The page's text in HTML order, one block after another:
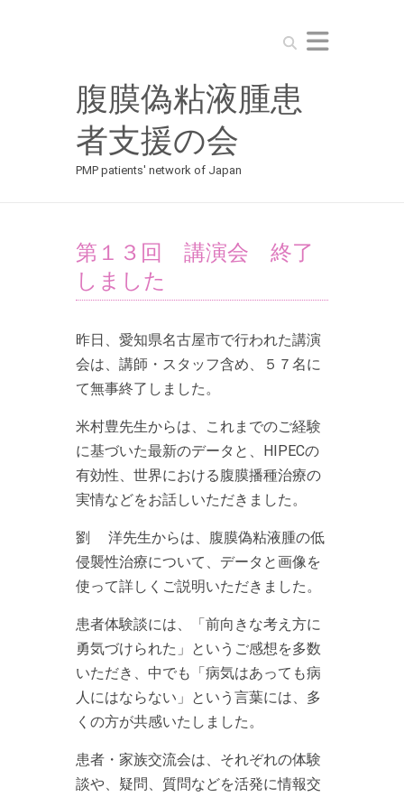
Search
腹膜偽粘液腫患
者支援の会
PMP patients' network of Japan
第１３回 講演会 終了
しました
昨日、愛知県名古屋市で行われた講演
会は、講師・スタッフ含め、５７名に
て無事終了しました。
米村豊先生からは、これまでのご経験
に基づいた最新のデータと、HIPECの
有効性、世界における腹膜播種治療の
実情などをお話しいただきました。
劉 洋先生からは、腹膜偽粘液腫の低
侵襲性治療について、データと画像を
使って詳しくご説明いただきました。
患者体験談には、「前向きな考え方に
勇気づけられた」というご感想を多数
いただき、中でも「病気はあっても病
人にはならない」という言葉には、多
くの方が共感いたしました。
患者・家族交流会は、それぞれの体験
談や、疑問、質問などを活発に情報交